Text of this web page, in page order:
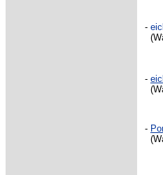
-
-
-